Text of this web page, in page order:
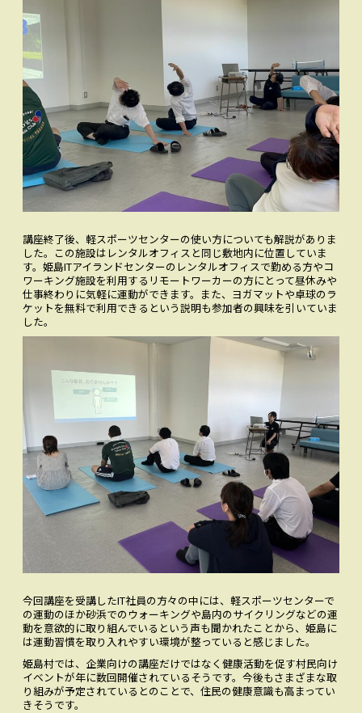
講座終了後、軽スポーツセンターの使い方についても解説がありま
した。この施設はレンタルオフィスと同じ敷地内に位置していま
す。姫島ITアイランドセンターのレンタルオフィスで勤める方やコ
ワーキング施設を利用するリモートワーカーの方にとって昼休みや
仕事終わりに気軽に運動ができます。また、ヨガマットや卓球のラ
ケットを無料で利用できるという説明も参加者の興味を引いていま
した。
今回講座を受講したIT社員の方々の中には、軽スポーツセンターで
の運動のほか砂浜でのウォーキングや島内のサイクリングなどの運
動を意欲的に取り組んでいるという声も聞かれたことから、姫島に
は運動習慣を取り入れやすい環境が整っていると感じました。
姫島村では、企業向けの講座だけではなく健康活動を促す村民向け
イベントが年に数回開催されているそうです。今後もさまざまな取
り組みが予定されているとのことで、住民の健康意識も高まってい
きそうです。